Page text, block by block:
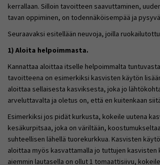
kerrallaan. Silloin tavoitteen saavuttaminen,
tavan oppiminen, on todennäköisempää ja
Seuraavaksi esitellään neuvoja, joilla
1) Aloita helpoimmasta.
Kannattaa aloittaa itselle helpoimmalta
tavoitteena on esimerkiksi kasvisten käytön
aloittaa sellaisesta kasviksesta, joka jo
arveluttavalta ja oletus on, että en kuitenkaan
Esimerkiksi jos pidät kurkusta, kokeile uutena
kesäkurpitsaa, joka on väriltään,
suhteellisen lähellä tuorekurkkua. Kasvisten
aloittaa myös kasvattamalla jo tuttujen kasvisten
aiemmin lautasella on ollut 1 tomaattisiivu,